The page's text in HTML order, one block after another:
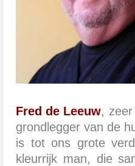
Fred de Leeuw,
grondlegger van de
is tot ons grote
kleurrijk man, die